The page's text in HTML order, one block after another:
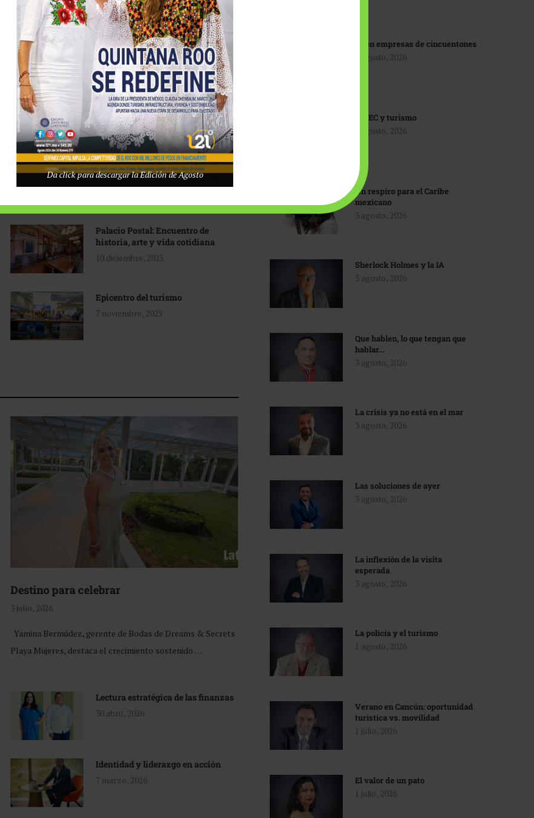
Tecnológico de Monterrey
3 agosto, 2026
Promoción turística con visión
1 abril, 2026
Industria global en
reconfiguración
31 marzo, 2026
Palacio Postal: Encuentro de
historia, arte y vida cotidiana
10 diciembre, 2025
Epicentro del turismo
7 noviembre, 2025
Destino para celebrar
3 julio, 2026
Yamina Bermúdez, gerente de Bodas de Dreams & Secrets
Playa Mujeres, destaca el crecimiento sostenido …
Lectura estratégica de las finanzas
30 abril, 2026
Identidad y liderazgo en acción
7 marzo, 2026
IA en empresas de cincuentones
3 agosto, 2026
TMEC y turismo
3 agosto, 2026
Un respiro para el Caribe
mexicano
3 agosto, 2026
Sherlock Holmes y la IA
3 agosto, 2026
Que hablen, lo que tengan que
hablar…
3 agosto, 2026
La crisis ya no está en el mar
3 agosto, 2026
Las soluciones de ayer
3 agosto, 2026
La inflexión de la visita
esperada
3 agosto, 2026
La policía y el turismo
1 agosto, 2026
Verano en Cancún: oportunidad
turística vs. movilidad
1 julio, 2026
El valor de un pato
1 julio, 2026
Da click para descargar la Edición de Agosto